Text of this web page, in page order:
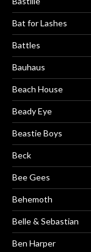
Bat for Lashes
Battles
Bauhaus
Beach House
Beady Eye
Beastie Boys
Beck
Bee Gees
Behemoth
Belle & Sebastian
Ben Harper